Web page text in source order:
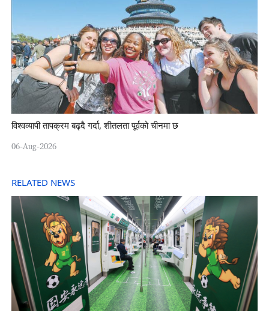
विश्वव्यापी तापक्रम बढ्दै गर्दा, शीतलता पूर्वको चीनमा छ
06-Aug-2026
RELATED NEWS